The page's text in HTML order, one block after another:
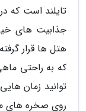
تایلند است که
جذابیت های
هتل ها قرار
که به راحتی
توانید زمان
روی صخره های